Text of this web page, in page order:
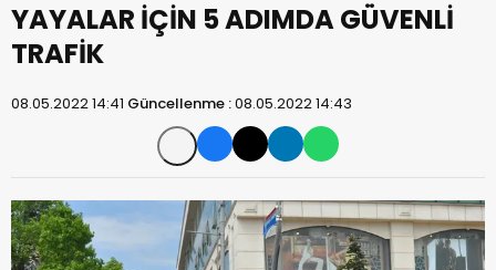
YAYALAR İÇİN 5 ADIMDA GÜVENLİ
TRAFİK
08.05.2022 14:41 Güncellenme :08.05.2022 14:43